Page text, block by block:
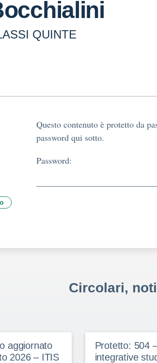
QUINTE
Questo contenuto è protetto da
password qui sotto.
Password:
Circolari,
aggiornato
2026 – ITIS
Protetto: 504
integrative